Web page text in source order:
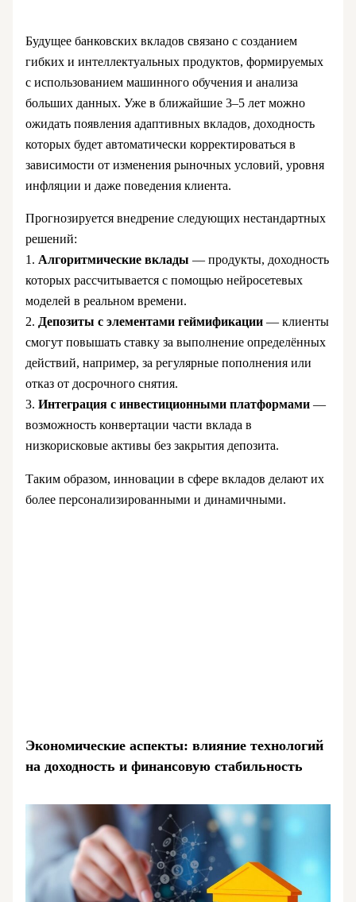
Будущее банковских вкладов связано с созданием
гибких и интеллектуальных продуктов, формируемых
с использованием машинного обучения и анализа
больших данных. Уже в ближайшие 3–5 лет можно
ожидать появления адаптивных вкладов, доходность
которых будет автоматически корректироваться в
зависимости от изменения рыночных условий, уровня
инфляции и даже поведения клиента.
Прогнозируется внедрение следующих нестандартных
решений:
1. Алгоритмические вклады — продукты, доходность
которых рассчитывается с помощью нейросетевых
моделей в реальном времени.
2. Депозиты с элементами геймификации— клиенты
смогут повышать ставку за выполнение определённых
действий, например, за регулярные пополнения или
отказ от досрочного снятия.
3. Интеграция с инвестиционными платформами—
возможность конвертации части вклада в
низкорисковые активы без закрытия депозита.
Таким образом, инновации в сфере вкладов делают их
более персонализированными и динамичными.
Экономические аспекты: влияние технологий
на доходность и финансовую стабильность